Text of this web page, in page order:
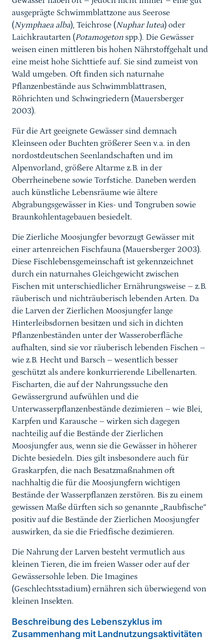
ausgeprägte Schwimmblattzone aus Seerose
(Nymphaea alba), Teichrose (Nuphar lutea) oder
Laichkrautarten (Potamogeton spp.). Die Gewässer
weisen einen mittleren bis hohen Nährstoffgehalt und
eine meist hohe Sichttiefe auf. Sie sind zumeist von
Wald umgeben. Oft finden sich naturnahe
Pflanzenbestände aus Schwimmblattrasen,
Röhrichten und Schwingriedern (Mauersberger
2003).
Für die Art geeignete Gewässer sind demnach
Kleinseen oder Buchten größerer Seen v.a. in den
nordostdeutschen Seenlandschaften und im
Alpenvorland, größere Altarme z.B. in der
Oberrheinebene sowie Torfstiche. Daneben werden
auch künstliche Lebensräume wie ältere
Abgrabungsgewässer in Kies- und Tongruben sowie
Braunkohlentagebauen besiedelt.
Die Zierliche Moosjungfer bevorzugt Gewässer mit
einer artenreichen Fischfauna (Mauersberger 2003).
Diese Fischlebensgemeinschaft ist gekennzeichnet
durch ein naturnahes Gleichgewicht zwischen
Fischen mit unterschiedlicher Ernährungsweise – z.B.
räuberisch und nichträuberisch lebenden Arten. Da
die Larven der Zierlichen Moosjungfer lange
Hinterleibsdornen besitzen und sich in dichten
Pflanzenbeständen unter der Wasseroberfläche
aufhalten, sind sie vor räuberisch lebenden Fischen –
wie z.B. Hecht und Barsch – wesentlich besser
geschützt als andere konkurrierende Libellenarten.
Fischarten, die auf der Nahrungssuche den
Gewässergrund aufwühlen und die
Unterwasserpflanzenbestände dezimieren – wie Blei,
Karpfen und Karausche – wirken sich dagegen
nachteilig auf die Bestände der Zierlichen
Moosjungfer aus, wenn sie die Gewässer in höherer
Dichte besiedeln. Dies gilt insbesondere auch für
Graskarpfen, die nach Besatzmaßnahmen oft
nachhaltig die für die Moosjungfern wichtigen
Bestände der Wasserpflanzen zerstören. Bis zu einem
gewissen Maße dürften sich so genannte „Raubfische“
positiv auf die Bestände der Zierlichen Moosjungfer
auswirken, da sie die Friedfische dezimieren.
Die Nahrung der Larven besteht vermutlich aus
kleinen Tieren, die im freien Wasser oder auf der
Gewässersohle leben. Die Imagines
(Geschlechtsstadium) ernähren sich überwiegend von
kleinen Insekten.
Beschreibung des Lebenszyklus im
Zusammenhang mit Landnutzungsaktivitäten